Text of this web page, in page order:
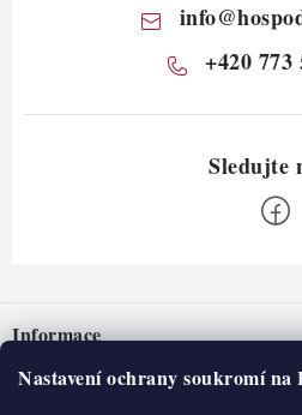
Nastavení ochrany soukromí na
info@
+420 773
pInformace
Nepřevzetí zásilky na dobírku
O nás